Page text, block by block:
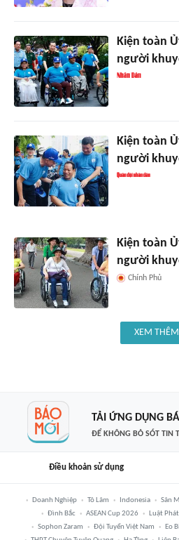
Kiện toàn
người
Kiện toàn
người
Kiện toàn
người
Chính Phủ
XEM THÊM
TẢI ỨNG DỤNG
ĐỂ KHÔNG BỎ SÓT TIN
Điều khoản sử dụng
Doanh Nghiệp Tô Lâm Indonesia Sân
Đình Bắc
ASEAN Cup 2026 Luật
Sophon Zaram
Đội Tuyển Việt Nam Eo